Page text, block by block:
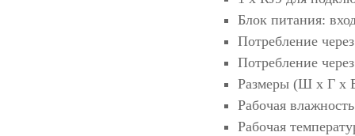
Блок питания:
Потребление
Потребление
Размеры (Ш х Г х
Рабочая
Рабочая